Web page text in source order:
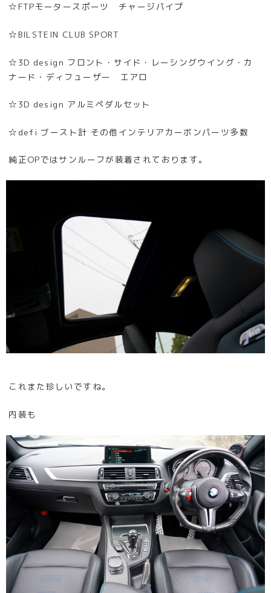
☆FTPモータースポーツ チャージパイプ
☆BILSTEIN CLUB SPORT
☆3D design フロント・サイド・レーシングウイング・カ
ナード・ディフューザー エアロ
☆3D design アルミペダルセット
☆defi ブースト計 その他インテリアカーボンパーツ多数
純正OPではサンルーフが装着されております。
これまた珍しいですね。
内装も